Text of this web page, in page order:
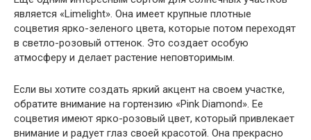
является «Limelight». Она имеет крупные плотные
соцветия ярко-зеленого цвета, которые потом переходят
в светло-розовый оттенок. Это создает особую
атмосферу и делает растение неповторимым.
Если вы хотите создать яркий акцент на своем участке,
обратите внимание на гортензию «Pink Diamond». Ее
соцветия имеют ярко-розовый цвет, который привлекает
внимание и радует глаз своей красотой. Она прекрасно